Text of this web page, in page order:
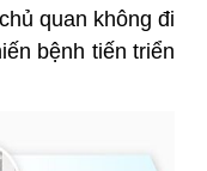
quan không đi
bệnh tiến triển